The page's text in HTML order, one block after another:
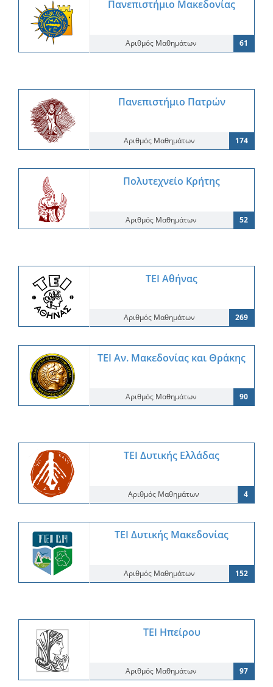
Πανεπιστήμιο Μακεδονίας
Αριθμός Μαθημάτων 61
Πανεπιστήμιο Πατρών
Αριθμός Μαθημάτων 174
Πολυτεχνείο Κρήτης
Αριθμός Μαθημάτων 52
ΤΕΙ Αθήνας
Αριθμός Μαθημάτων 269
ΤΕΙ Αν. Μακεδονίας και Θράκης
Αριθμός Μαθημάτων 90
ΤΕΙ Δυτικής Ελλάδας
Αριθμός Μαθημάτων 4
ΤΕΙ Δυτικής Μακεδονίας
Αριθμός Μαθημάτων 152
ΤΕΙ Ηπείρου
Αριθμός Μαθημάτων 97